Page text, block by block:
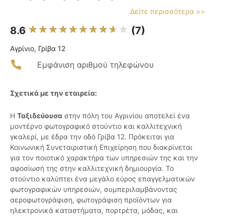
Δείτε περισσότερα >>
8.6 (7)
Αγρίνιο, Γρίβα 12
Εμφάνιση αριθμού τηλεφώνου
Σχετικά με την εταιρεία:
Η Ταξιδεύουσα στην πόλη του Αγρινίου αποτελεί ένα
μοντέρνο φωτογραφικό στούντιο και καλλιτεχνική
γκαλερί, με έδρα την οδό Γρίβα 12. Πρόκειται για
Κοινωνική Συνεταιριστική Επιχείρηση που διακρίνεται
για τον ποιοτικό χαρακτήρα των υπηρεσιών της και την
αφοσίωσή της στην καλλιτεχνική δημιουργία. Το
στούντιο καλύπτει ένα μεγάλο εύρος επαγγελματικών
φωτογραφικών υπηρεσιών, συμπεριλαμβάνοντας
αεροφωτογράφιση, φωτογράφιση προϊόντων για
ηλεκτρονικά καταστήματα, πορτρέτα, μόδας, και